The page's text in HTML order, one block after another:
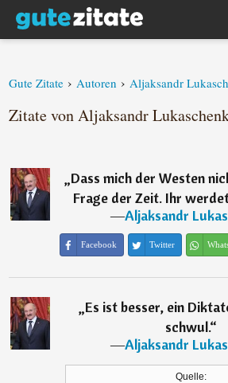
Gute Zitate › Autoren › Aljaksandr
Zitate von Aljaksandr
„Dass mich der Westen
Frage der Zeit. Ihr
―Aljaksandr
Facebook Twitter
„Es ist besser, ein
schwul.“
―Aljaksandr
Quelle: